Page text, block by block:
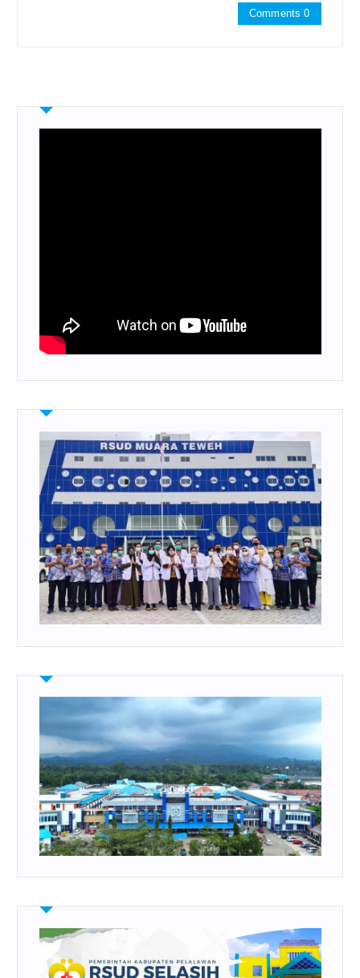
Comments 0